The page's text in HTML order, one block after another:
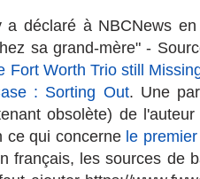
a déclaré à NBCNews
sa grand-mère" -
Fort Worth Trio still
: Sorting Out. Une
obsolète) de
ce qui concerne le
français, les sources de